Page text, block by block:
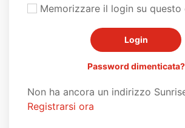
Memorizzare il login su
Password dimenticata?
Non ha ancora un indirizzo
Registrarsi ora